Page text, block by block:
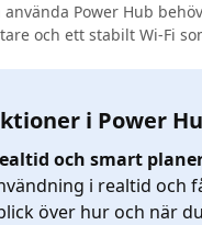
Power Hub
och ett stabilt Wi-Fi
i Power
och smart
i realtid och
över hur och när du